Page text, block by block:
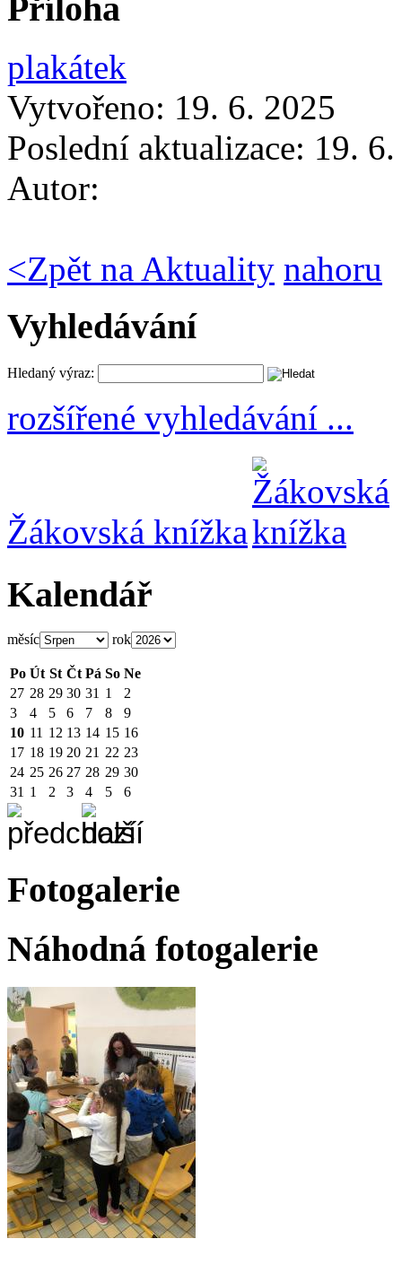
Příloha
plakátek
Vytvořeno: 19. 6. 2025
Poslední aktualizace: 19.
Autor:
<Zpět na Aktuality nahoru
Vyhledávání
Hledaný výraz:
rozšířené vyhledávání ...
Žákovská knížka
Kalendář
měsíc rok
Po Út St Čt Pá So Ne
27 28 29 30 31 1
2
3
4 5 6 7 8
9
10 11 12 13 14 15 16
17 18 19 20 21 22 23
24 25 26 27 28 29 30
31 1 2 3 4 5 6
Fotogalerie
Náhodná fotogalerie